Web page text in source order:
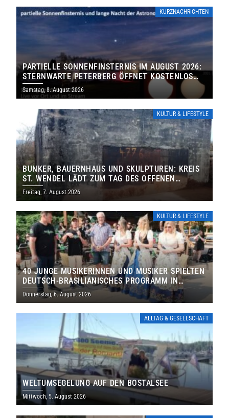
KURZNACHRICHTEN
PARTIELLE SONNENFINSTERNIS IM AUGUST 2026:
STERNWARTE PETERBERG ÖFFNET KOSTENLOS
IHRE TORE
Samstag, 8. August 2026
KULTUR & LIFESTYLE
BUNKER, BAUERNHAUS UND SKULPTUREN: KREIS
ST. WENDEL LÄDT ZUM TAG DES OFFENEN
DENKMALS EIN
Freitag, 7. August 2026
KULTUR & LIFESTYLE
40 JUNGE MUSIKERINNEN UND MUSIKER SPIELTEN
DEUTSCH-BRASILIANISCHES PROGRAMM IN
THOLEY
Donnerstag, 6. August 2026
ALLTAG & GESELLSCHAFT
WELTUMSEGELUNG AUF DEN BOSTALSEE
Mittwoch, 5. August 2026